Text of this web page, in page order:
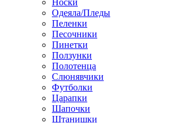
Носки
Одеяла/Пледы
Пеленки
Песочники
Пинетки
Ползунки
Полотенца
Слюнявчики
Футболки
Царапки
Шапочки
Штанишки